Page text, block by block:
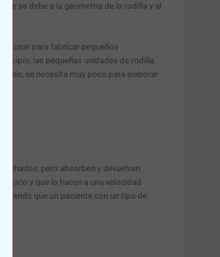
se debe a la geometría de la rodilla y al
usar para fabricar pequeños
las pequeñas unidades de rodilla
se necesita muy poco para elaborar
pero absorben y devuelven
poco y que lo hacen a una velocidad
que un paciente con un tipo de